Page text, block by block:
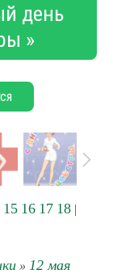
день
»
15 16 17 18 |
» 12 мая